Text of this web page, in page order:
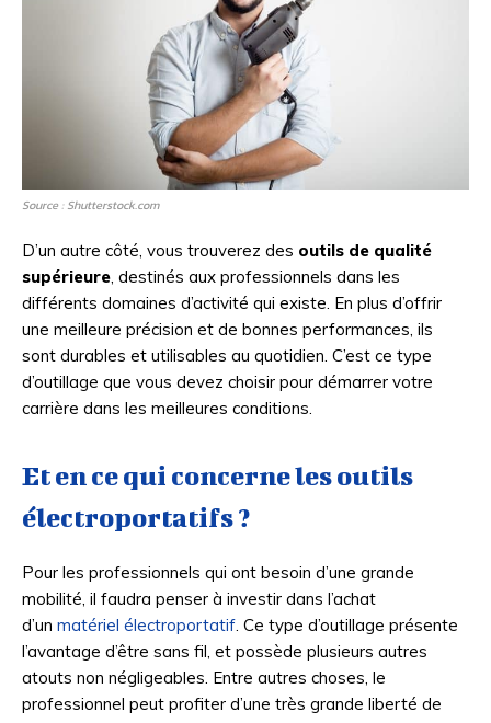
Source : Shutterstock.com
D’un autre côté, vous trouverez des outils de qualité
supérieure, destinés aux professionnels dans les
différents domaines d’activité qui existe. En plus d’offrir
une meilleure précision et de bonnes performances, ils
sont durables et utilisables au quotidien. C’est ce type
d’outillage que vous devez choisir pour démarrer votre
carrière dans les meilleures conditions.
Et en ce qui concerne les outils
électroportatifs ?
Pour les professionnels qui ont besoin d’une grande
mobilité, il faudra penser à investir dans l’achat
d’un matériel électroportatif. Ce type d’outillage présente
l’avantage d’être sans fil, et possède plusieurs autres
atouts non négligeables. Entre autres choses, le
professionnel peut profiter d’une très grande liberté de